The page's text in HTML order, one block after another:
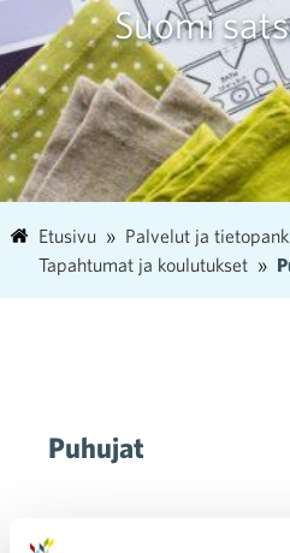
Suomi
Etusivu
Palvelut ja
Tapahtumat ja koulutukset
Puhujat